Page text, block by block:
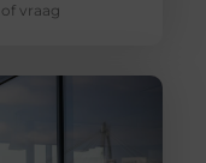
vraag